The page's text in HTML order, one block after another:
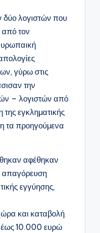
δύο λογιστών που
από τον
γύρω στις
την
– λογιστών από
εγκληματικής
τα προηγούμενα
αφέθηκαν
απαγόρευση
εγγύησης,
και καταβολή
έως 10.000 ευρώ